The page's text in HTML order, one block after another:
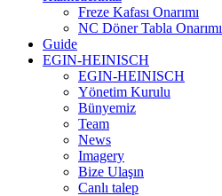
Freze Kafası Onarımı
NC Döner Tabla Onarımı
Guide
EGIN-HEINISCH
EGIN-HEINISCH
Yönetim Kurulu
Bünyemiz
Team
News
Imagery
Bize Ulaşın
Canlı talep